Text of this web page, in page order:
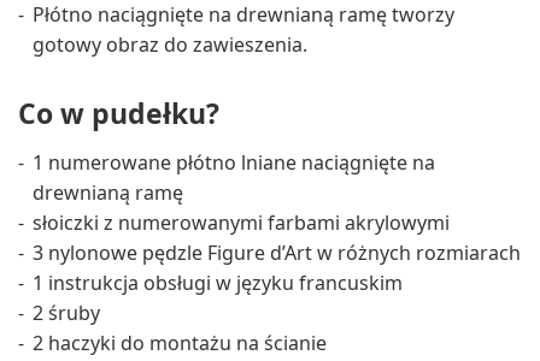
Płótno naciągnięte na drewnianą ramę tworzy
gotowy obraz do zawieszenia.
Co w pudełku?
1 numerowane płótno lniane naciągnięte na
drewnianą ramę
słoiczki z numerowanymi farbami akrylowymi
3 nylonowe pędzle Figure d’Art w różnych rozmiarach
1 instrukcja obsługi w języku francuskim
2 śruby
2 haczyki do montażu na ścianie